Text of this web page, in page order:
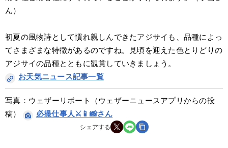
ん）
初夏の風物詩として慣れ親しんできたアジサイも、品種によっ
てさまざまな特徴があるのですね。見頃を迎えた色とりどりの
アジサイの品種とともに観賞していきましょう。
お天気ニュース記事一覧
写真：ウェザーリポート（ウェザーニュースアプリからの投
稿）
必撮仕事人⚔️📱📸さん
シェアする